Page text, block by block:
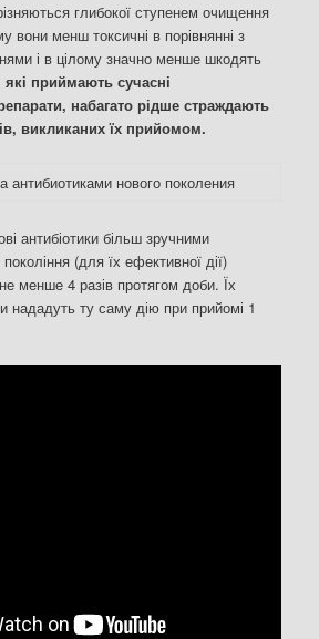
глибокої ступенем очищення
вони менш токсичні в порівнянні з
і в цілому значно менше шкодять
які приймають сучасні
набагато рідше страждають
викликаних їх прийомом.
антибіотики більш зручними
(для їх ефективної дії)
не менше 4 разів протягом доби. Їх
нададуть ту саму дію при прийомі 1